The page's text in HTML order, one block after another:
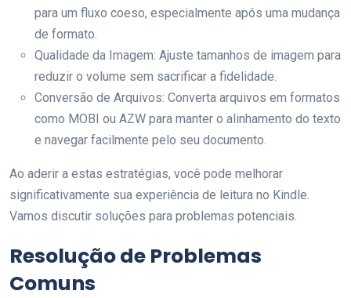
para um fluxo coeso, especialmente após uma mudança
de formato.
Qualidade da Imagem: Ajuste tamanhos de imagem para
reduzir o volume sem sacrificar a fidelidade.
Conversão de Arquivos: Converta arquivos em formatos
como MOBI ou AZW para manter o alinhamento do texto
e navegar facilmente pelo seu documento.
Ao aderir a estas estratégias, você pode melhorar
significativamente sua experiência de leitura no Kindle.
Vamos discutir soluções para problemas potenciais.
Resolução de Problemas
Comuns